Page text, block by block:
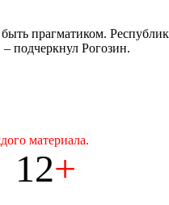
прагматиком.
подчеркнул Рогозин.
материала.
12+